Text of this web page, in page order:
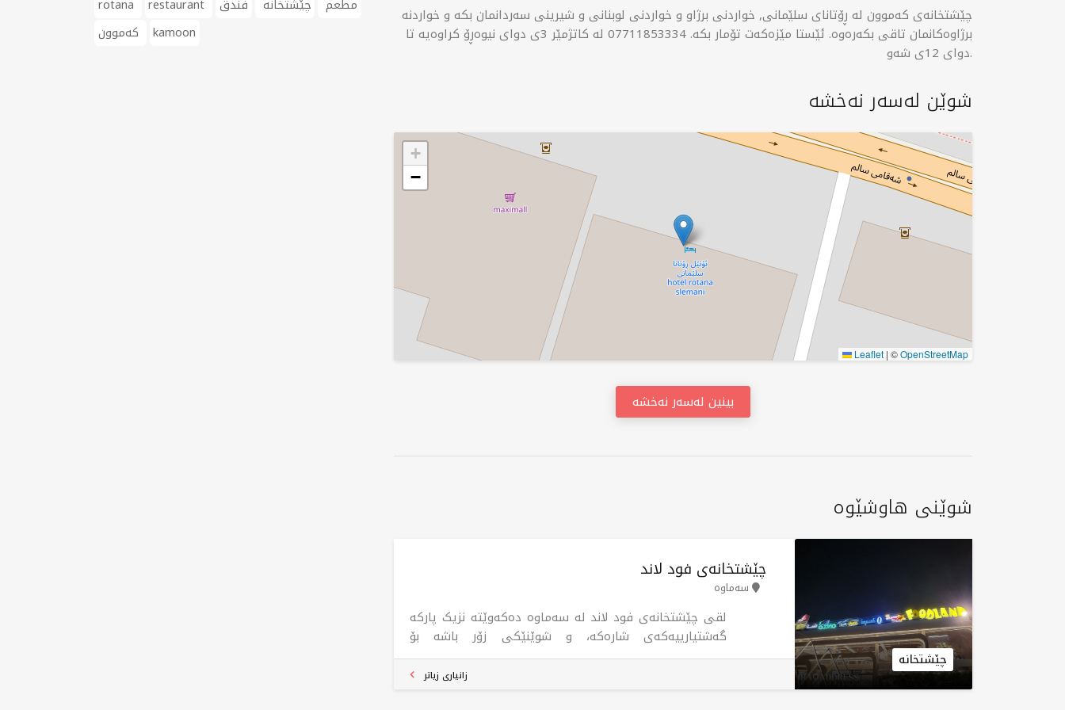
rotana restaurant مطعم چێشتخانە
فندق
kamoon
چێشتخانەی کەموون لە ڕۆتانای سلێمانی, خواردنی برژاو و خواردنی لوبنانی و شیرینی سەردانمان بکە و خواردنە
برژاوەکانمان تاقی بکەرەوە. ئێستا مێزەکەت تۆمار بکە. 07711853334 لە کاتژمێر 3ی دوای نیوەڕۆ کراوەیە تا
دوای 12ی شەو.
شوێن لەسەر نەخشە
+
−
Leaflet | ©OpenStreetMap
بینین لەسەر نەخشە
شوێنی هاوشێوە
چێشتخانەی فود لاند
سەماوە
چێشتخانە
لقی چێشتخانەی فود لاند لە سەماوە دەکەوێتە نزیک پارکە
گەشتیارییەکەی شارەکە، و شوێنێکی زۆر باشە بۆ
خۆشەویستانی خواردنی خێرا و خواردنە جۆراوجۆرەکان.
چێشتخانەکە کۆمەڵێک خواردنی بەرفراوان پێشکەش دەکات
زانیاری زیاتر